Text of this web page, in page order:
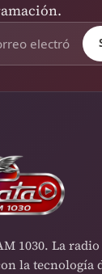
1030. La
la tecnología